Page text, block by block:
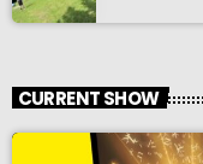
CURRENT SHOW